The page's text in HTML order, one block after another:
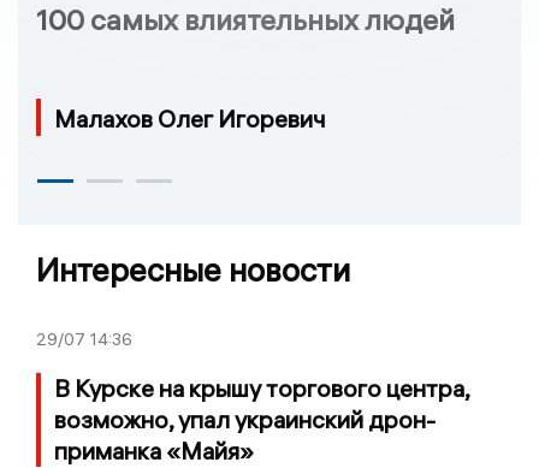
100 самых влиятельных людей
Малахов Олег Игоревич
Интересные новости
29/07 14:36
В Курске на крышу торгового центра,
возможно, упал украинский дрон-
приманка «Майя»